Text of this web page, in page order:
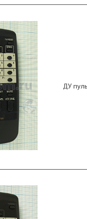
3F14-00038-242
3F14-00038-300
3F14-00038-311
3F14-00038-420
5000
50J1
6170V00090F
6710CDAG01A
6710CDAL03C
6710V00007A
6710V00017H
6710V00070A
6710V00070B
6710V00077V
6710V00124E
6711R1P083A
8897
939P083A10
ДУ